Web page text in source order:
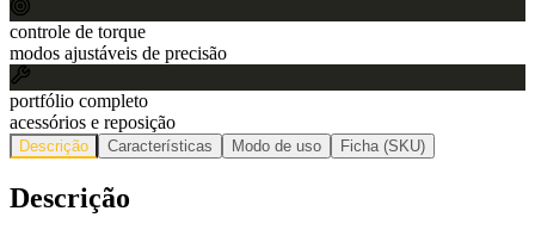
controle de torque
modos ajustáveis de precisão
portfólio completo
acessórios e reposição
Descrição Características Modo de uso Ficha (SKU)
Descrição